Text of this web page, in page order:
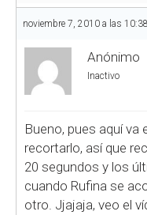
noviembre 7, 2010 a las
Anónimo
Inactivo
Bueno, pues aquí va
recortarlo, así que
20 segundos y los
cuando Rufina se
otro. Jjajaja, veo el